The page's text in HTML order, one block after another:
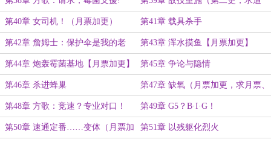
读）
第40章 女司机！（月票加更） 第41章 载具杀手
第42章 詹姆士：保护伞是我的老
板，我祝他们在地狱一切顺利！
第43章 浑水摸鱼【月票加更】
第44章 炮轰霉菌基地【月票加更】 第45章 争论与隐情
第46章 杀进蜂巢 第47章 缺氧（月票加更，求月票、
追读）
第48章 方歌：竞速？专业对口！ 第49章 G5？B·I·G！
第50章 速通定番……变体（月票加 第51章 以残躯化烈火